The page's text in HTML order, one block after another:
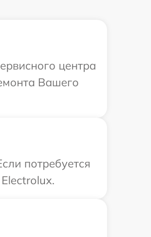
центра
Вашего
потребуется